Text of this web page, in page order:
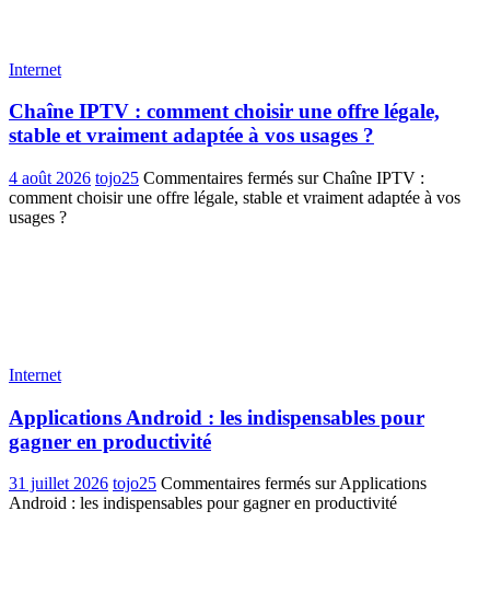
Internet
Chaîne IPTV : comment choisir une offre légale,
stable et vraiment adaptée à vos usages ?
4 août 2026 tojo25 Commentaires fermés sur Chaîne IPTV :
comment choisir une offre légale, stable et vraiment adaptée à vos
usages ?
Internet
Applications Android : les indispensables pour
gagner en productivité
31 juillet 2026 tojo25 Commentaires fermés sur Applications
Android : les indispensables pour gagner en productivité